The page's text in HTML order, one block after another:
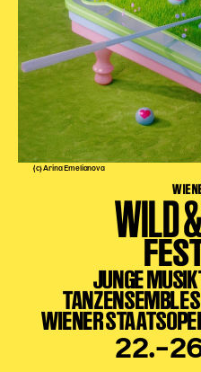
Anfahrt
Vermietung
Café
Newsletter
SPENDEN + FÖRDERN
Translate to English
Suchbegriffe
Suchen
(c) Arina Emelianova
WILD
JUNGE
WIENER